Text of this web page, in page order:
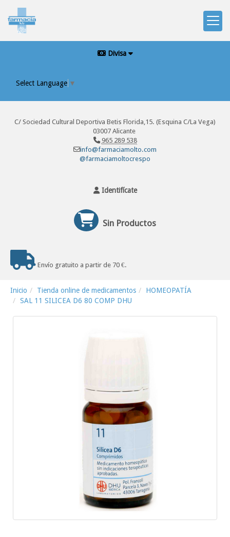
Divisa
Select Language ▼
C/ Sociedad Cultural Deportiva Betis Florida,15. (Esquina C/La Vega)
03007 Alicante
965 289 538
info@farmaciamolto.com
@farmaciamoltocrespo
Identifícate
Sin Productos
Envío gratuito a partir de 70 €.
Inicio Tienda online de medicamentos
HOMEOPATÍA
SAL 11 SILICEA D6 80 COMP DHU